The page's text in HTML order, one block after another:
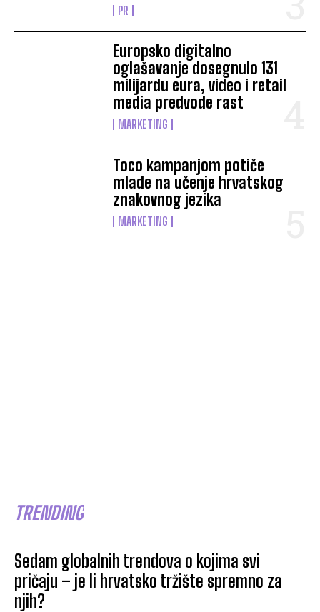
PR
Europsko digitalno
oglašavanje dosegnulo 131
milijardu eura, video i retail
media predvode rast
MARKETING
Toco kampanjom potiče
mlade na učenje hrvatskog
znakovnog jezika
MARKETING
TRENDING
Sedam globalnih trendova o kojima svi
pričaju – je li hrvatsko tržište spremno za
njih?